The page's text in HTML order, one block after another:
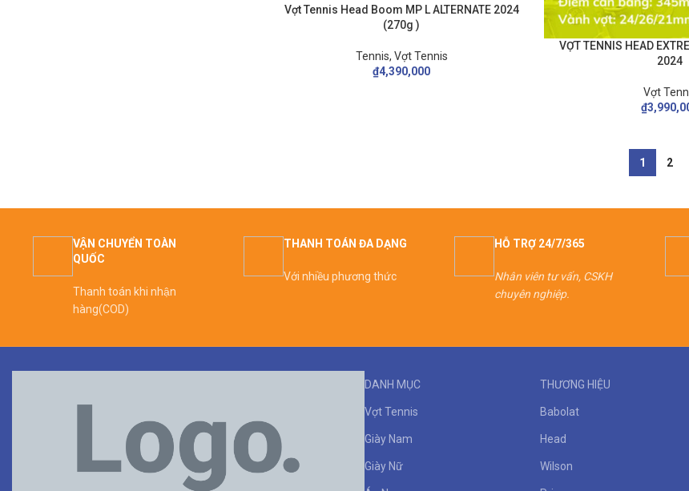
Vợt Tennis Head Boom MP L ALTERNATE 2024
(270g )
Tennis, Vợt Tennis
₫4,390,000
VỢT TENNIS HEAD
2024
Vợt
₫
1 2
VẬN CHUYỂN TOÀN
QUỐC
Thanh toán khi nhận
hàng(COD)
THANH TOÁN ĐA DẠNG
Với nhiều phương thức
HỖ TRỢ 24/7/365
Nhân viên tư vấn, CSKH
chuyên nghiệp.
DANH MỤC
Vợt Tennis
Giày Nam
Giày Nữ
THƯƠNG HIỆU
Babolat
Head
Wilson